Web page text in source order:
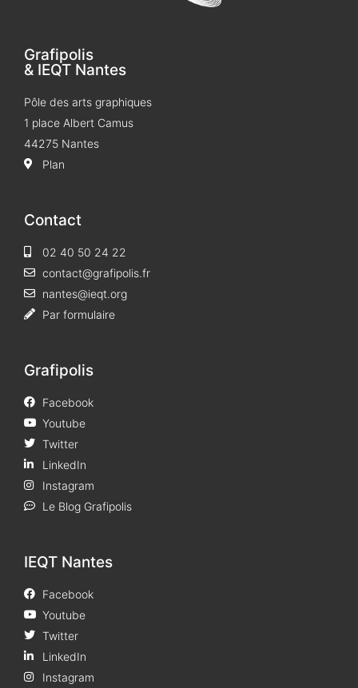
Grafipolis
& IEQT Nantes
Pôle des arts graphiques
1 place Albert Camus
44275 Nantes
Plan
Contact
02 40 50 24 22
contact@grafipolis.fr
nantes@ieqt.org
Par formulaire
Grafipolis
Facebook
Youtube
Twitter
LinkedIn
Instagram
Le Blog Grafipolis
IEQT Nantes
Facebook
Youtube
Twitter
LinkedIn
Instagram